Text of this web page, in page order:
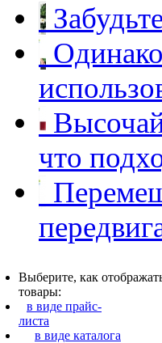
что
Выберите, как
товары:
в виде прайс-
листа
в виде каталога